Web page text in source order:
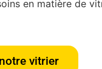
en matière de
vitrier